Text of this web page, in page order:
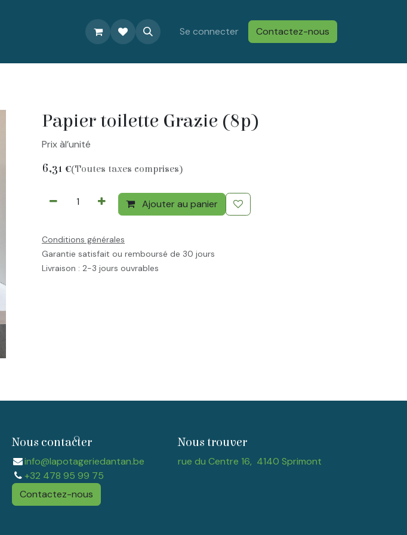
Contactez-nous Confidentialité & Cookies Conditions générales de
Se connecter Contactez-nous
Papier toilette Grazie (8p)
Prix àl’unité
6,31 €(Toutes taxes comprises)
Ajouter au panier
Conditions générales
Garantie satisfait ou remboursé de 30 jours
Livraison : 2-3 jours ouvrables
Nous trouver
rue du Centre 16, 4140 Sprimont
Nous contacter
info@lapotageriedantan.be
+32 478 95 99 75
Contactez-nous